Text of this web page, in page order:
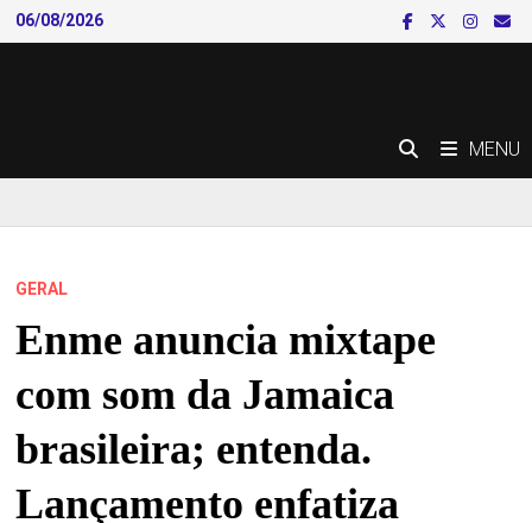
Skip
to
06/08/2026
MENU
GERAL
Enme anuncia mixtape
com som da Jamaica
brasileira; entenda.
Lançamento enfatiza